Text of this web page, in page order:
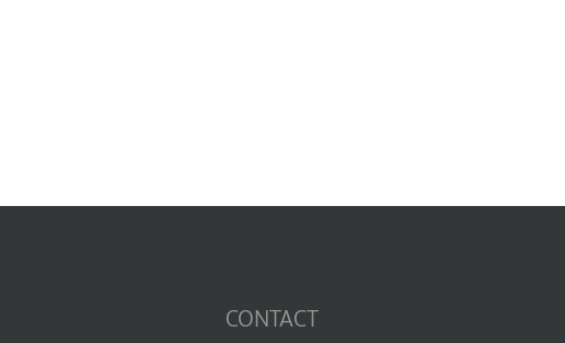
CONTACT